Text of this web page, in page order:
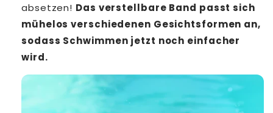
absetzen! Das verstellbare Band passt sich
mühelos verschiedenen Gesichtsformen an,
sodass Schwimmen jetzt noch einfacher
wird.